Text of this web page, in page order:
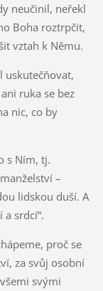
neučinil, neřekl
Boha roztrpčit,
vztah k Němu.
uskutečňovat,
ruka se bez
nic, co by
s Ním, tj.
–
lidskou duší. A
a srdcí“.
proč se
za svůj osobní
svými